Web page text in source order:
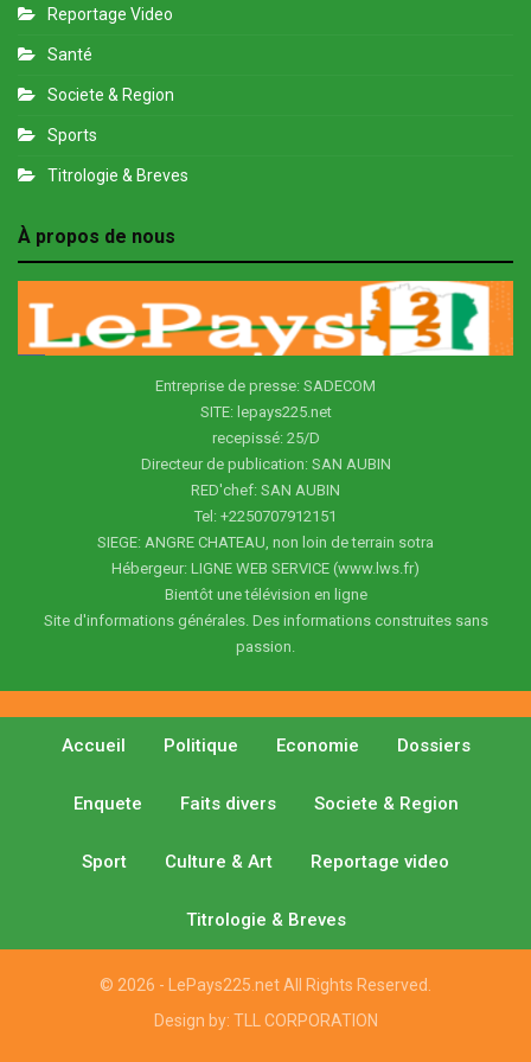
Reportage Video
Santé
Societe & Region
Sports
Titrologie & Breves
À propos de nous
Entreprise de presse: SADECOM
SITE: lepays225.net
recepissé: 25/D
Directeur de publication: SAN AUBIN
RED'chef: SAN AUBIN
Tel: +2250707912151
SIEGE: ANGRE CHATEAU, non loin de terrain sotra
Hébergeur: LIGNE WEB SERVICE (www.lws.fr)
Bientôt une télévision en ligne
Site d'informations générales. Des informations construites sans
passion.
Accueil Politique Economie Dossiers
Enquete Faits divers Societe & Region
Sport Culture & Art Reportage video
Titrologie & Breves
© 2026 - LePays225.net All Rights Reserved.
Design by: TLL CORPORATION